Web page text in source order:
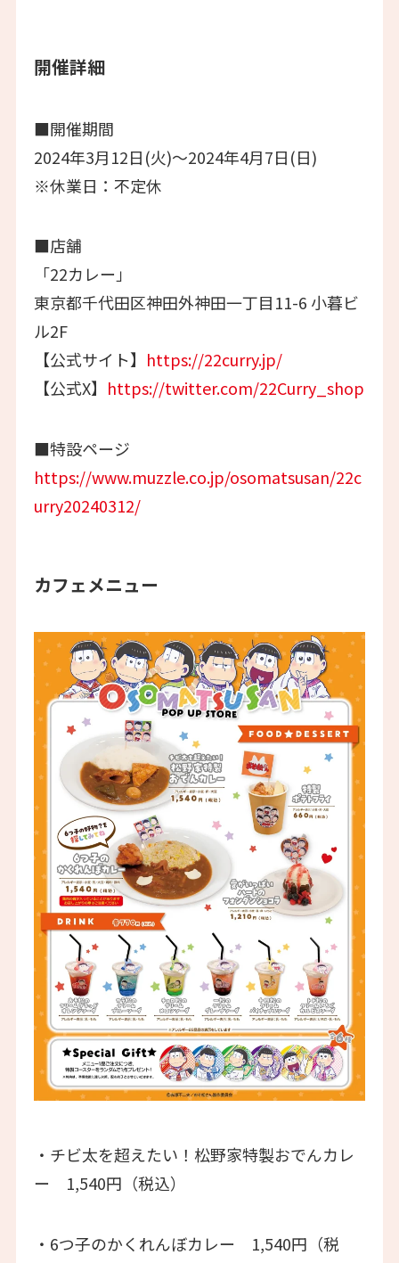
開催詳細
■開催期間
2024年3月12日(火)〜2024年4月7日(日)
※休業日：不定休
■店舗
「22カレー」
東京都千代田区神田外神田一丁目11-6 小暮ビ
ル2F
【公式サイト】 https://22curry.jp/
【公式X】 https://twitter.com/22Curry_shop
■特設ページ
https://www.muzzle.co.jp/osomatsusan/22c
urry20240312/
カフェメニュー
・チビ太を超えたい！松野家特製おでんカレ
ー 1,540円（税込）
・6つ子のかくれんぼカレー 1,540円（税